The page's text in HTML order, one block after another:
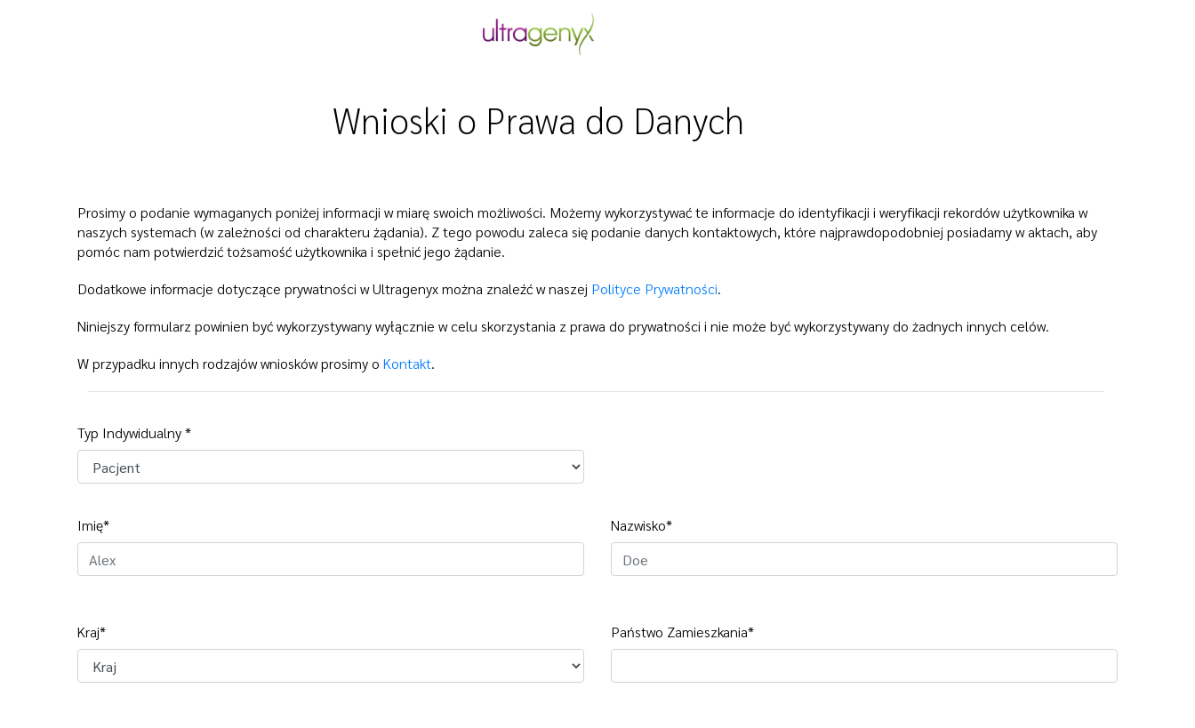
Wnioski o Prawa do Danych
Prosimy o podanie wymaganych poniżej informacji w miarę swoich możliwości. Możemy wykorzystywać te informacje do identyfikacji i weryfikacji rekordów użytkownika w
naszych systemach (w zależności od charakteru żądania). Z tego powodu zaleca się podanie danych kontaktowych, które najprawdopodobniej posiadamy w aktach, aby
pomóc nam potwierdzić tożsamość użytkownika i spełnić jego żądanie.
Dodatkowe informacje dotyczące prywatności w Ultragenyx można znaleźć w naszej Polityce Prywatności.
Niniejszy formularz powinien być wykorzystywany wyłącznie w celu skorzystania z prawa do prywatności i nie może być wykorzystywany do żadnych innych celów.
W przypadku innych rodzajów wniosków prosimy o Kontakt.
Typ Indywidualny *
Imię* Nazwisko*
Kraj* Państwo Zamieszkania*